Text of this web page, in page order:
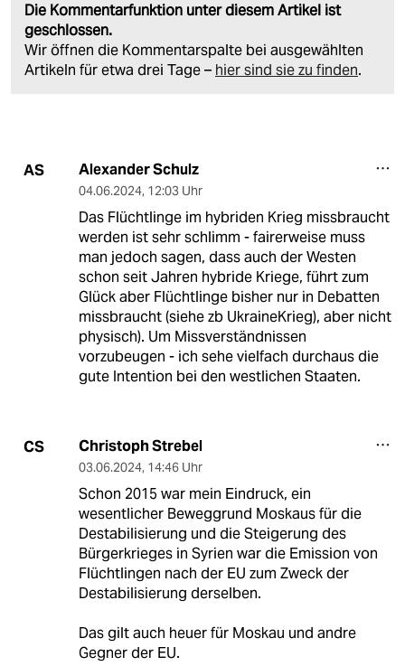
Die Kommentarfunktion unter diesem Artikel ist
geschlossen.
Wir öffnen die Kommentarspalte bei ausgewählten
Artikeln für etwa drei Tage – hier sind sie zu finden.
AS Alexander Schulz
04.06.2024, 12:03 Uhr
Das Flüchtlinge im hybriden Krieg missbraucht
werden ist sehr schlimm - fairerweise muss
man jedoch sagen, dass auch der Westen
schon seit Jahren hybride Kriege, führt zum
Glück aber Flüchtlinge bisher nur in Debatten
missbraucht (siehe zb UkraineKrieg), aber nicht
physisch). Um Missverständnissen
vorzubeugen - ich sehe vielfach durchaus die
gute Intention bei den westlichen Staaten.
CS Christoph Strebel
03.06.2024, 14:46 Uhr
Schon 2015 war mein Eindruck, ein
wesentlicher Beweggrund Moskaus für die
Destabilisierung und die Steigerung des
Bürgerkrieges in Syrien war die Emission von
Flüchtlingen nach der EU zum Zweck der
Destabilisierung derselben.
Das gilt auch heuer für Moskau und andre
Gegner der EU.